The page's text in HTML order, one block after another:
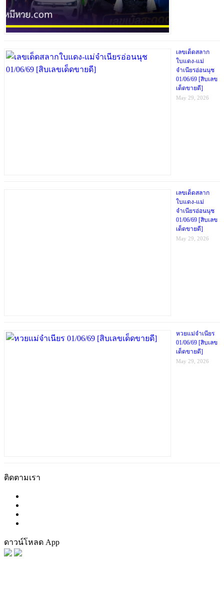
เลขเด็ดสลาก
ใบแดง-แม่
จำเนียรอ่อนนุช
01/06/69 [สิบเลข
เด็ดขายดี]
May 29, 2026
เลขเด็ดสลาก
ใบแดง-แม่
จำเนียรอ่อนนุช
01/06/69 [สิบเลข
เด็ดขายดี]
May 29, 2026
หวยแม่จำเนียร
01/06/69 [สิบเลข
เด็ดขายดี]
May 29, 2026
ติดตามเรา
ดาวน์โหลด App